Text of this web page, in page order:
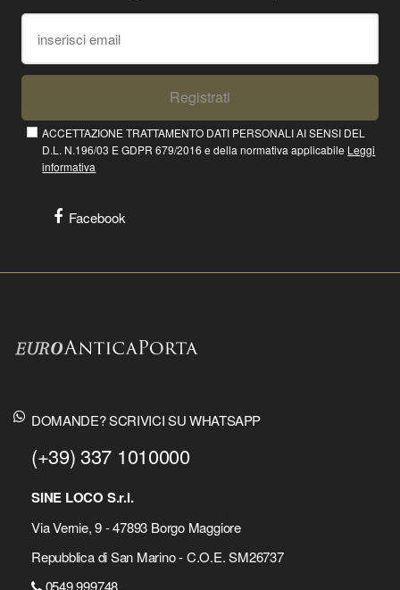
Registrati
ACCETTAZIONE TRATTAMENTO DATI PERSONALI AI SENSI DEL
D.L. N.196/03 E GDPR 679/2016 e della normativa applicabile Leggi
informativa
Facebook
DOMANDE? SCRIVICI SU WHATSAPP
(+39) 337 1010000
SINE LOCO S.r.l.
Via Vernie, 9 - 47893 Borgo Maggiore
Repubblica di San Marino - C.O.E. SM26737
0549 999748